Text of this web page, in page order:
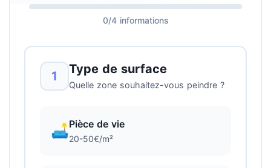
0/4 informations
1 Type de surface
Quelle zone souhaitez-vous peindre ?
🛋️Pièce de vie
20-50€/m²